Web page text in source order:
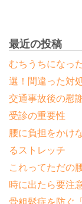
最近の投稿
むちうちになっ
選！間違った対
交通事故後の慰
受診の重要性
腰に負担をかけ
るストレッチ
これってただの
時に出たら要注